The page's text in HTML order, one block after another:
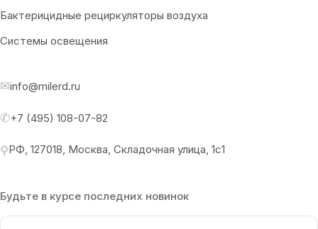
Бактерицидные рециркуляторы воздуха
Системы освещения
✉info@milerd.ru
✆+7 (495) 108-07-82
⚲РФ, 127018, Москва, Складочная улица, 1с1
Будьте в курсе последних новинок